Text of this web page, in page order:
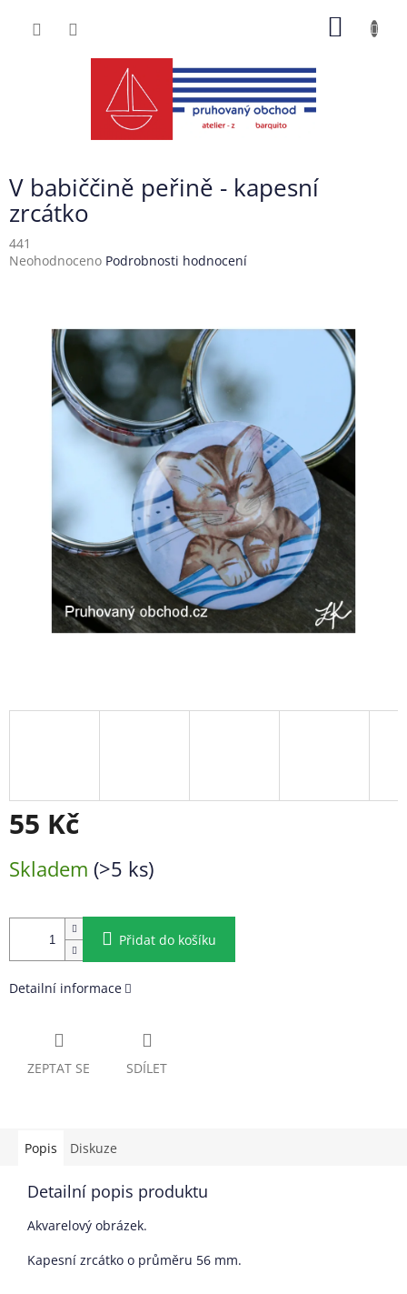
V babiččině peřině - kapesní
zrcátko
441
Průměrné
hvězdiček.
Neohodnoceno Podrobnosti hodnocení
55 Kč
cena:
Skladem (>5 ks)
Přidat do košíku
Detailní informace
ZEPTAT SE SDÍLET
Popis Diskuze
Detailní popis produktu
Akvarelový obrázek.
Kapesní zrcátko o průměru 56 mm.